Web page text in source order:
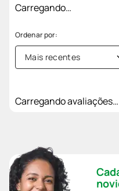
Carregando…
Mais recentes
Carregando avaliações…